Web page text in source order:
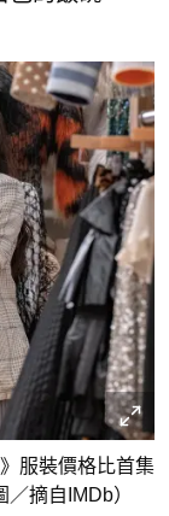
服裝價格比首集
摘自IMDb）